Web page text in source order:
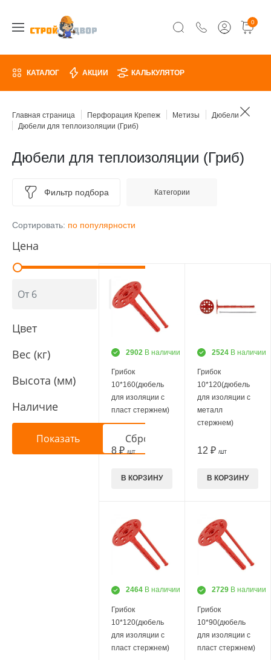
0
КАТАЛОГ АКЦИИ КАЛЬКУЛЯТОР
Главная страница Перфорация Крепеж Метизы
Дюбели
Дюбели для теплоизоляции (Гриб)
Дюбели для теплоизоляции (Гриб)
Фильтр подбора Категории
Сортировать: по популярности
Цена
Цвет
Вес (кг)
Высота (мм)
Наличие
2902 В наличии
Грибок
10*160(дюбель
для изоляции с
пласт стержнем)
8 ₽ /ШТ
В КОРЗИНУ
2524 В наличии
Грибок
10*120(дюбель
для изоляции с
металл
стержнем)
12 ₽ /ШТ
В КОРЗИНУ
2464 В наличии
Грибок
10*120(дюбель
для изоляции с
пласт стержнем)
2729 В наличии
Грибок
10*90(дюбель
для изоляции с
пласт стержнем)